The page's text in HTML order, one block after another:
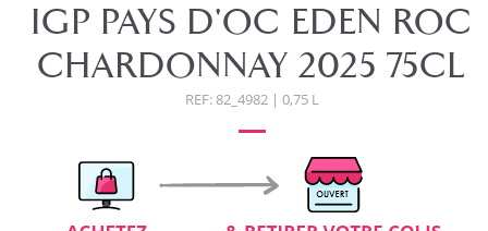
IGP PAYS D'OC EDEN ROC
CHARDONNAY 2025 75CL
REF: 82_4982 | 0,75 L